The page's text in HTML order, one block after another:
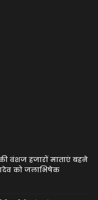
की वंशज हजारों माताएं बहने
को जलाभिषेक